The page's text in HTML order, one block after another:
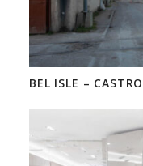
BEL ISLE –